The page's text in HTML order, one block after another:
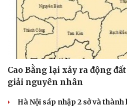
Cao Bằng lại xảy ra động
giải nguyên nhân
Hà Nội sáp nhập 2 sở và thành